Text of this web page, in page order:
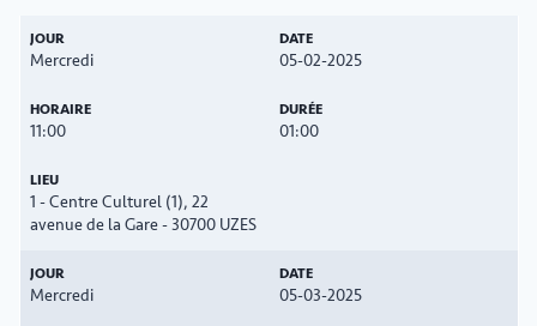
Mercredi 05-02-2025
11:00 01:00
1 - Centre Culturel (1), 22
avenue de la Gare - 30700 UZES
Mercredi 05-03-2025